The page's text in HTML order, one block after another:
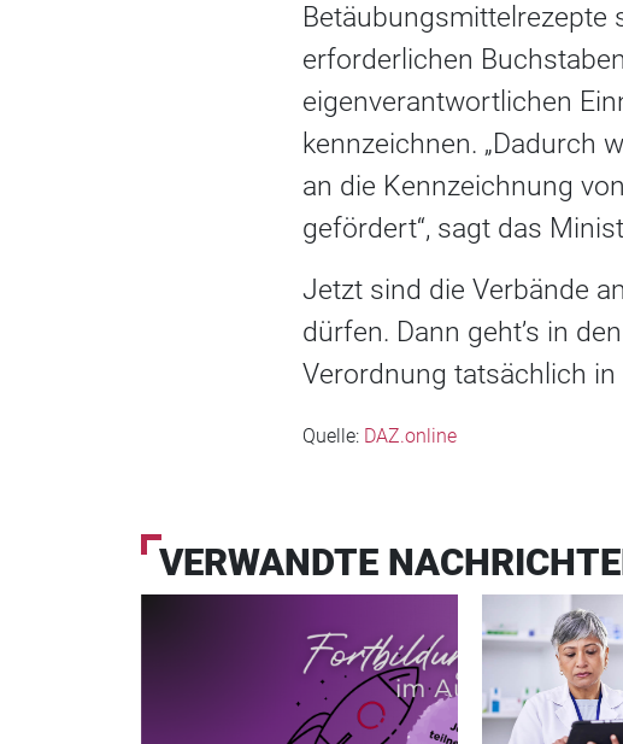
erforderlichen
eigenverantwortlichen
kennzeichnen. „Dadurch
an die Kennzeichnung
gefördert“, sagt das
Jetzt sind die Verbände
dürfen. Dann geht’s in
Verordnung tatsächlich
Quelle: DAZ.online
VERWANDTE